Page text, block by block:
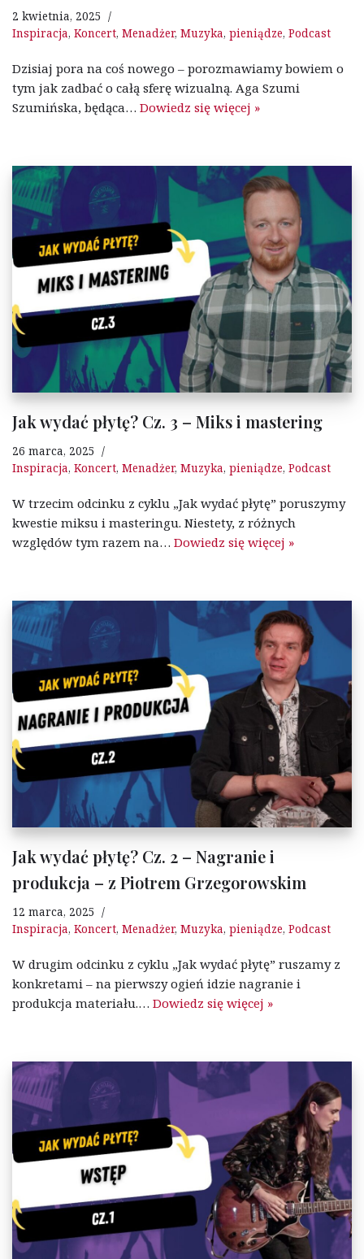
2 kwietnia, 2025
Inspiracja, Koncert, Menadżer, Muzyka, pieniądze, Podcast
Dzisiaj pora na coś nowego – porozmawiamy bowiem o
tym jak zadbać o całą sferę wizualną. Aga Szumi
Szumińska, będąca… Dowiedz się więcej »
Jak wydać płytę? Cz. 3 – Miks i mastering
26 marca, 2025
Inspiracja, Koncert, Menadżer, Muzyka, pieniądze, Podcast
W trzecim odcinku z cyklu „Jak wydać płytę” poruszymy
kwestie miksu i masteringu. Niestety, z różnych
względów tym razem na… Dowiedz się więcej »
Jak wydać płytę? Cz. 2 – Nagranie i
produkcja – z Piotrem Grzegorowskim
12 marca, 2025
Inspiracja, Koncert, Menadżer, Muzyka, pieniądze, Podcast
W drugim odcinku z cyklu „Jak wydać płytę” ruszamy z
konkretami – na pierwszy ogień idzie nagranie i
produkcja materiału.… Dowiedz się więcej »